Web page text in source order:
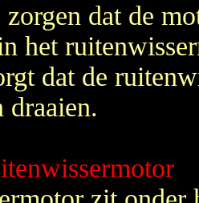
dat de
het
dat de
draaien.